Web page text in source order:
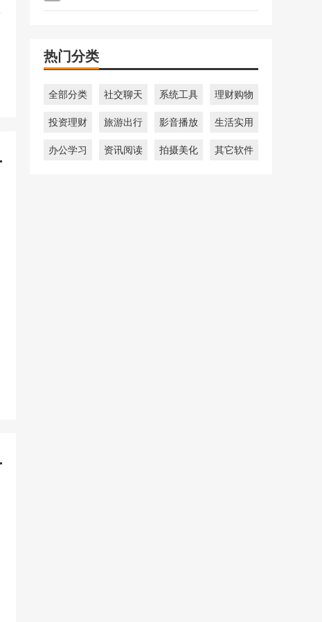
热门分类
全部分类 社交聊天 系统工具 理财购物
投资理财 旅游出行 影音播放 生活实用
办公学习 资讯阅读 拍摄美化 其它软件